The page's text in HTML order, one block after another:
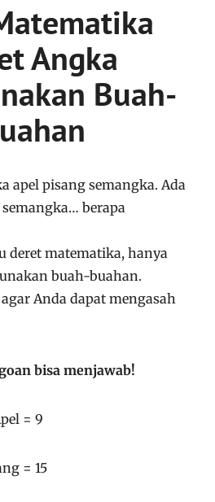
Angka
Buah-
apel pisang semangka. Ada
berapa
deret matematika, hanya
buah-buahan.
Anda dapat mengasah
bisa menjawab!
= 9
= 15